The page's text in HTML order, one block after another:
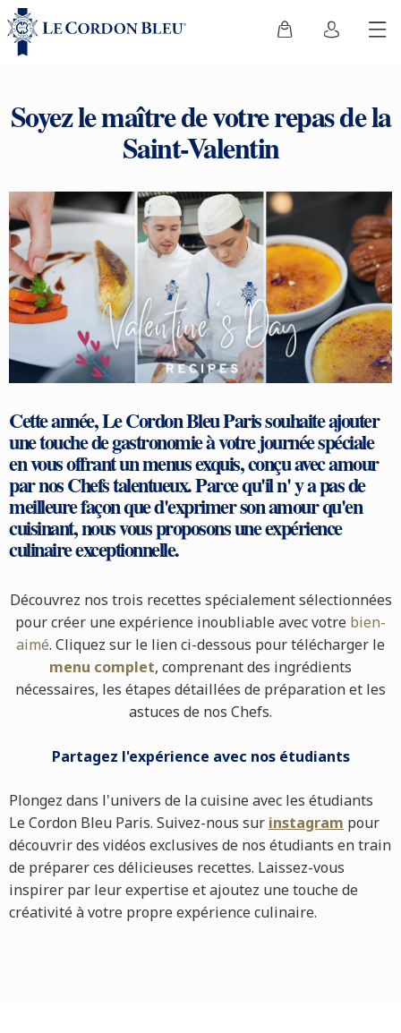
Soyez le maître de votre repas de la
Saint-Valentin
Cette année, Le Cordon Bleu Paris souhaite ajouter
une touche de gastronomie à votre journée spéciale
en vous offrant un menus exquis, conçu avec amour
par nos Chefs talentueux. Parce qu'il n' y a pas de
meilleure façon que d'exprimer son amour qu'en
cuisinant, nous vous proposons une expérience
culinaire exceptionnelle.
Découvrez nos trois recettes spécialement sélectionnées
pour créer une expérience inoubliable avec votre bien-
aimé. Cliquez sur le lien ci-dessous pour télécharger le
menu complet, comprenant des ingrédients
nécessaires, les étapes détaillées de préparation et les
astuces de nos Chefs.
Partagez l'expérience avec nos étudiants
Plongez dans l'univers de la cuisine avec les étudiants
Le Cordon Bleu Paris. Suivez-nous sur instagram pour
découvrir des vidéos exclusives de nos étudiants en train
de préparer ces délicieuses recettes. Laissez-vous
inspirer par leur expertise et ajoutez une touche de
créativité à votre propre expérience culinaire.